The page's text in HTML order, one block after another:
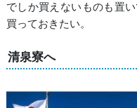
でしか買えないものも置
買っておきたい。
清泉寮へ